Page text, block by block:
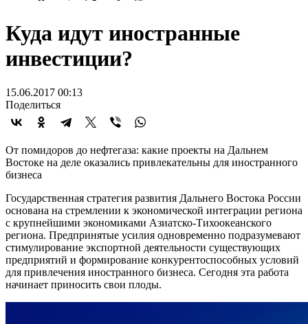
Куда идут иностранные
инвестиции?
15.06.2017 00:13
Поделиться
От помидоров до нефтегаза: какие проекты на Дальнем
Востоке на деле оказались привлекательны для иностранного
бизнеса
Государственная стратегия развития Дальнего Востока России
основана на стремлении к экономической интеграции региона
с крупнейшими экономиками Азиатско-Тихоокеанского
региона. Предпринятые усилия одновременно подразумевают
стимулирование экспортной деятельности существующих
предприятий и формирование конкурентоспособных условий
для привлечения иностранного бизнеса. Сегодня эта работа
начинает приносить свои плоды.